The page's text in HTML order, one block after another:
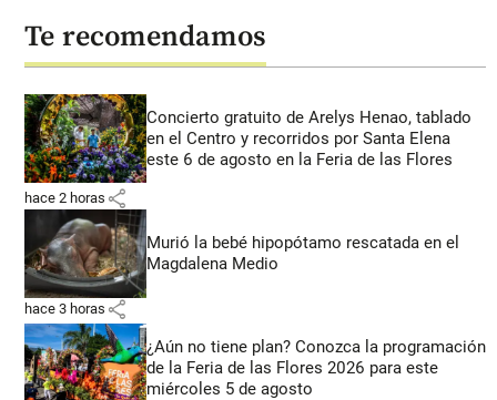
Te recomendamos
Concierto gratuito de Arelys Henao, tablado
en el Centro y recorridos por Santa Elena
este 6 de agosto en la Feria de las Flores
hace 2 horas share
Murió la bebé hipopótamo rescatada en el
Magdalena Medio
hace 3 horas share
¿Aún no tiene plan? Conozca la programación
de la Feria de las Flores 2026 para este
miércoles 5 de agosto